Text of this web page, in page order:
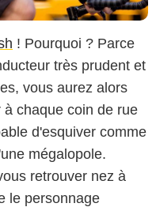
! Pourquoi ? Parce
très prudent et
vous aurez alors
chaque coin de rue
d'esquiver comme
mégalopole.
retrouver nez à
le personnage